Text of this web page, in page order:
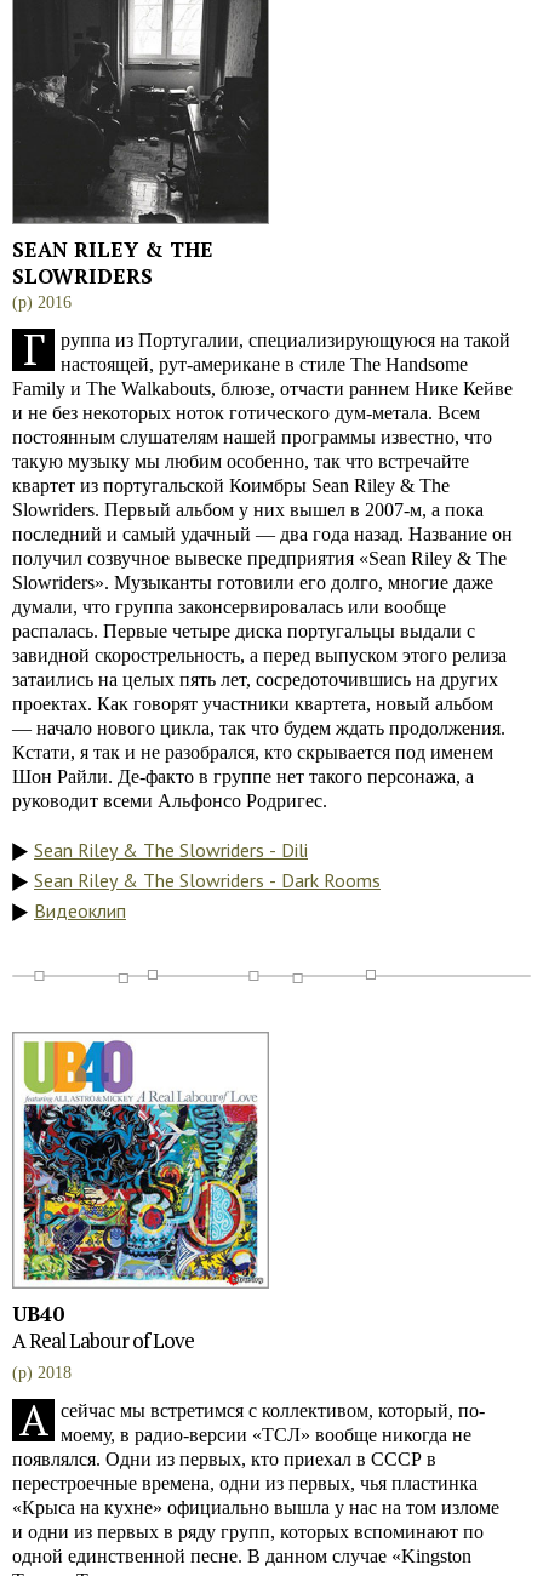
SEAN RILEY & THE
SLOWRIDERS
(p) 2016
Г
руппа из Португалии, специализирующуюся на такой
настоящей, рут-американе в стиле The Handsome
Family и The Walkabouts, блюзе, отчасти раннем Нике Кейве
и не без некоторых ноток готического дум-метала. Всем
постоянным слушателям нашей программы известно, что
такую музыку мы любим особенно, так что встречайте
квартет из португальской Коимбры Sean Riley & The
Slowriders. Первый альбом у них вышел в 2007-м, а пока
последний и самый удачный — два года назад. Название он
получил созвучное вывеске предприятия «Sean Riley & The
Slowriders». Музыканты готовили его долго, многие даже
думали, что группа законсервировалась или вообще
распалась. Первые четыре диска португальцы выдали с
завидной скорострельность, а перед выпуском этого релиза
затаились на целых пять лет, сосредоточившись на других
проектах. Как говорят участники квартета, новый альбом
— начало нового цикла, так что будем ждать продолжения.
Кстати, я так и не разобрался, кто скрывается под именем
Шон Райли. Де-факто в группе нет такого персонажа, а
руководит всеми Альфонсо Родригес.
Sean Riley & The Slowriders - Dili
Sean Riley & The Slowriders - Dark Rooms
Видеоклип
UB40
A Real Labour of Love
(p) 2018
А
сейчас мы встретимся с коллективом, который, по-
моему, в радио-версии «ТСЛ» вообще никогда не
появлялся. Одни из первых, кто приехал в СССР в
перестроечные времена, одни из первых, чья пластинка
«Крыса на кухне» официально вышла у нас на том изломе
и одни из первых в ряду групп, которых вспоминают по
одной единственной песне. В данном случае «Kingston